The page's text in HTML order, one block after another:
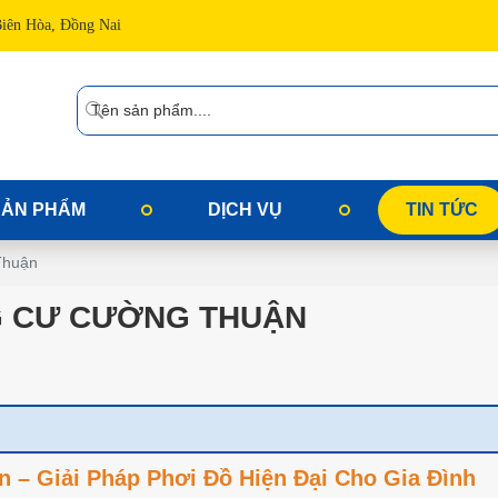
Hòa, Đồng Nai
PHẨM DỊCH VỤ TIN TỨC
CƯỜNG THUẬN
– Giải Pháp Phơi Đồ Hiện Đại Cho Gia Đình